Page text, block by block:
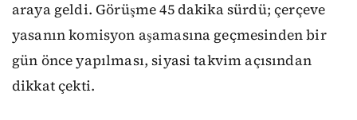
araya geldi. Görüşme 45 dakika sürdü; çerçeve
yasanın komisyon aşamasına geçmesinden bir
gün önce yapılması, siyasi takvim açısından
dikkat çekti.